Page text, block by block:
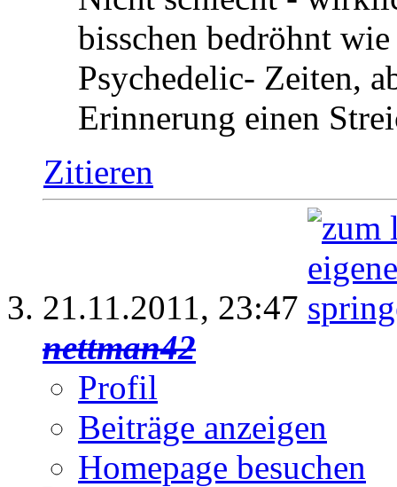
bisschen bedröhnt
Psychedelic- Zeiten,
Erinnerung einen
Zitieren
21.11.2011, 23:47
nettman42
Profil
Beiträge anzeigen
Homepage besuchen